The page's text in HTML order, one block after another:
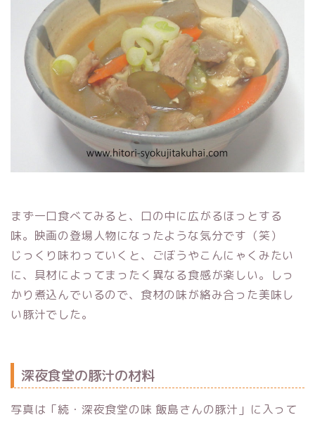
まず一口食べてみると、口の中に広がるほっとする
味。映画の登場人物になったような気分です（笑）
じっくり味わっていくと、ごぼうやこんにゃくみたい
に、具材によってまったく異なる食感が楽しい。しっ
かり煮込んでいるので、食材の味が絡み合った美味し
い豚汁でした。
深夜食堂の豚汁の材料
写真は「続・深夜食堂の味 飯島さんの豚汁」に入って